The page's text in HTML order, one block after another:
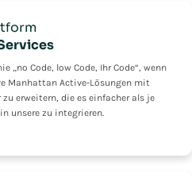
„no Code, low Code, Ihr Code“, wenn
Manhattan Active-Lösungen mit
erweitern, die es einfacher als je
unsere zu integrieren.